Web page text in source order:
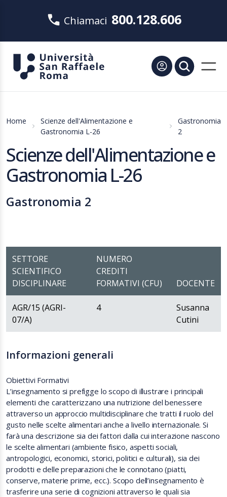
Chiamaci 800.128.606
Home
Scienze dell'Alimentazione e
Gastronomia L-26
Gastronomia
2
Scienze dell'Alimentazione e
Gastronomia L-26
Gastronomia 2
SETTORE
SCIENTIFICO
DISCIPLINARE
NUMERO
CREDITI
FORMATIVI (CFU)
DOCENTE
AGR/15 (AGRI-
07/A)
4
Susanna
Cutini
Informazioni generali
Obiettivi Formativi
L’insegnamento si prefigge lo scopo di illustrare i principali
elementi che caratterizzano una nutrizione del benessere
attraverso un approccio multidisciplinare che tratti il ruolo del
gusto nelle scelte alimentari anche a livello internazionale. Si
farà una descrizione sia dei fattori dalla cui interazione nascono
le scelte alimentari (ambiente fisico, aspetti sociali,
antropologici, economici, storici, politici e culturali), sia dei
prodotti e delle preparazioni che le connotano (piatti,
conserve, materie prime, ecc.). Scopo dell’insegnamento è
trasferire una serie di cognizioni attraverso le quali sia